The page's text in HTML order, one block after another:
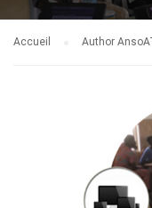
Accueil Author